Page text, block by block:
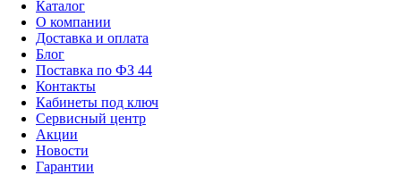
Каталог
О компании
Доставка и оплата
Блог
Поставка по ФЗ 44
Контакты
Кабинеты под ключ
Сервисный центр
Акции
Новости
Гарантии